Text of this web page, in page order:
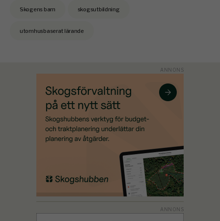
Skogens barn skogsutbildning
utomhusbaserat lärande